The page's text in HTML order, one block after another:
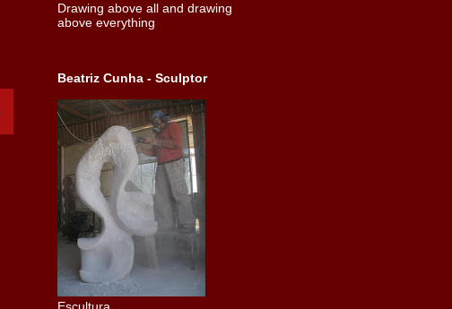
Drawing above all and drawing
above everything
Beatriz Cunha - Sculptor
Escultura